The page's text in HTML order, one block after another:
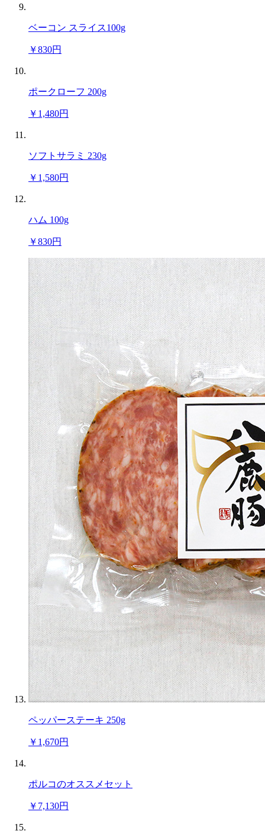
ベーコン スライス100g
￥830円
ポークローフ 200g
￥1,480円
ソフトサラミ 230g
￥1,580円
ハム 100g
￥830円
ペッパーステーキ 250g
￥1,670円
ポルコのオススメセット
￥7,130円